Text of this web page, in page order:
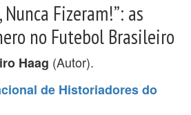
Fizeram!”: as
no Futebol Brasileiro
Haag (Autor).
de Historiadores do